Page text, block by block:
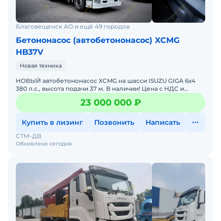
11. Кол-во стрел – 4
12. Угол поворота головки – 540°
13. Способ открытия выносных опор Х-Н
14. Диаметр бетонной трубы – 125 мм
Цена с НДС. Под заказ. Помогу с доставкой. Не
Возможна продажа в лизинг. Гарантия 12 месяцев.
Склад запасных частей.
Благовещенск АО и ещё 49 городов
Бетононасос (автобетононасос) XCMG
HB37V
Новая техника
НОВЫЙ автобетононасос XCMG на шасси ISUZU GIGA 6х4
380 л.с., высота подачи 37 м. В наличии! Цена с НДС и
утилизационным сбором !На технику оформляется полный
па
23 000 000 ₽
Купить в лизинг Позвонить Написать
Обновлено сегодня
СТМ-ДВ